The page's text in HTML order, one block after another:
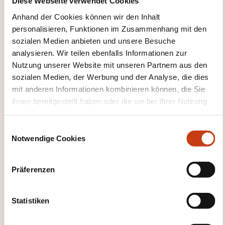
Anhand der Cookies können wir den Inhalt
personalisieren, Funktionen im Zusammenhang mit den
sozialen Medien anbieten und unsere Besuche
analysieren. Wir teilen ebenfalls Informationen zur
Nutzung unserer Website mit unseren Partnern aus den
sozialen Medien, der Werbung und der Analyse, die dies
mit anderen Informationen kombinieren können, die Sie
ihnen bereitgestellt haben oder die sie bei Ihrer Nutzung
Notwendige Cookies
Präferenzen
Statistiken
05.10.2026
06.10.2026
FR 1495,00€
Details anzeigen
05.10.2026
Bruxelles
Details anzeigen
02.11.2026